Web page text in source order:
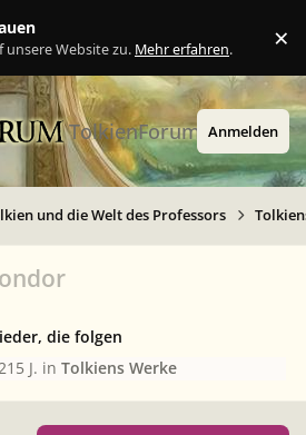
unsere Website zu. Mehr erfahren. ×
TolkienForum Anmelden
und die Welt des Professors
die folgen
5 J. inTolkiens Werke